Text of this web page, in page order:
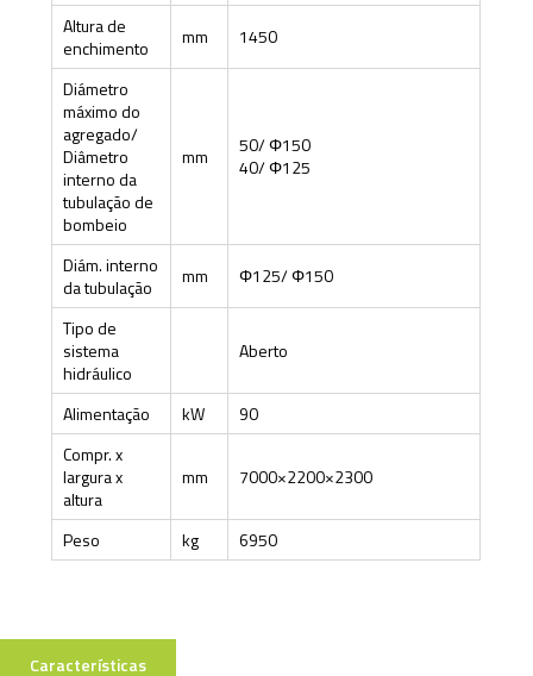
Altura de
enchimento
mm 1450
Diámetro
máximo do
agregado/
Diâmetro
interno da
tubulação de
bombeio
mm
50/ Φ150
40/ Φ125
Diám. interno
da tubulação
mm Φ125/ Φ150
Tipo de
sistema
hidráulico
Aberto
Alimentação kW
90
Compr. x
largura x
altura
mm 7000×2200×2300
Peso kg 6950
Características